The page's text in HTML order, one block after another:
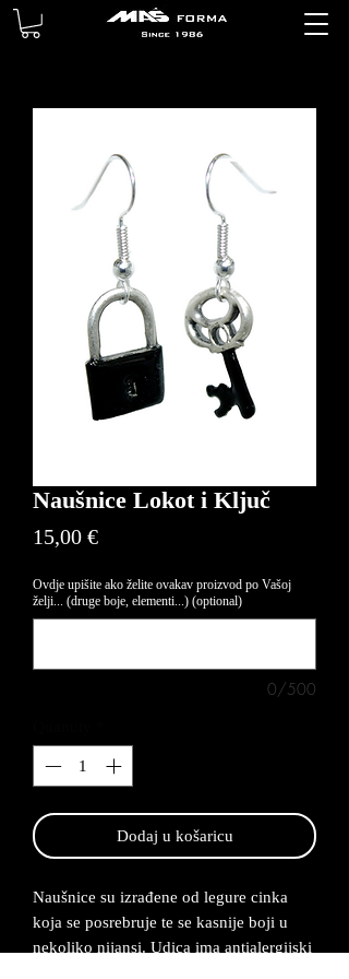
Naušnice Lokot i Ključ
15,00 €Price
Ovdje upišite ako želite ovakav proizvod po Vašoj
želji... (druge boje, elementi...) (optional)
0/500
Dodaj u košaricu
Naušnice su izrađene od legure cinka
koja se posrebruje te se kasnije boji u
nekoliko nijansi. Udica ima antialergijski